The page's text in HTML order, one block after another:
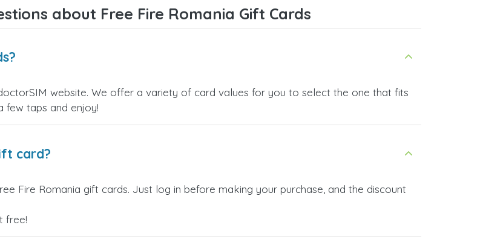
about Free Fire Romania Gift Cards
website. We offer a variety of card values for you to select the one that fits
few taps and enjoy!
card?
Fire Romania gift cards. Just log in before making your purchase, and the discount
free!